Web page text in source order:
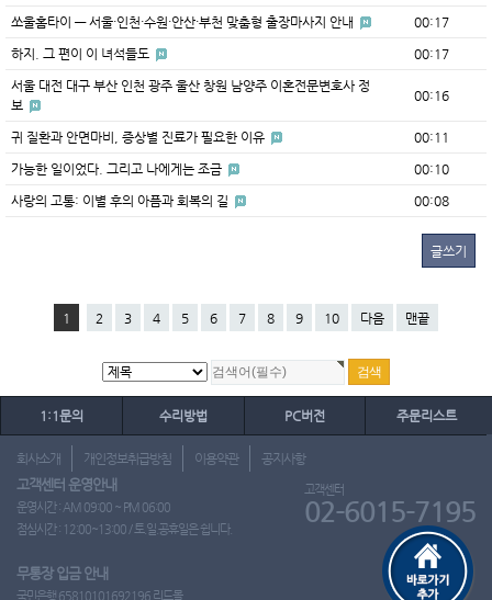
쏘울홈타이 — 서울·인천·수원·안산·부천 맞춤형 출장마사지 안내 00:17
하지. 그 편이 이 녀석들도 00:17
서울 대전 대구 부산 인천 광주 울산 창원 남양주 이혼전문변호사 정
보
00:16
귀 질환과 안면마비, 증상별 진료가 필요한 이유 00:11
가능한 일이었다. 그리고 나에게는 조금 00:10
사랑의 고통: 이별 후의 아픔과 회복의 길 00:08
글쓰기
1 2 3 4 5 6 7 8 9 10 다음 맨끝
1:1문의 수리방법 PC버전 주문리스트
회사소개 개인정보취급방침 이용약관 공지사항
고객센터 운영안내
운영시간 : AM 09:00 ~ PM 06:00
점심시간 : 12:00~13:00 / 토.일.공휴일은 쉽니다.
고객센터
02-6015-7195
무통장 입금 안내
국민은행 65810101692196 리드몰